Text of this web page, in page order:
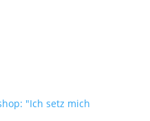
"Ich setz mich